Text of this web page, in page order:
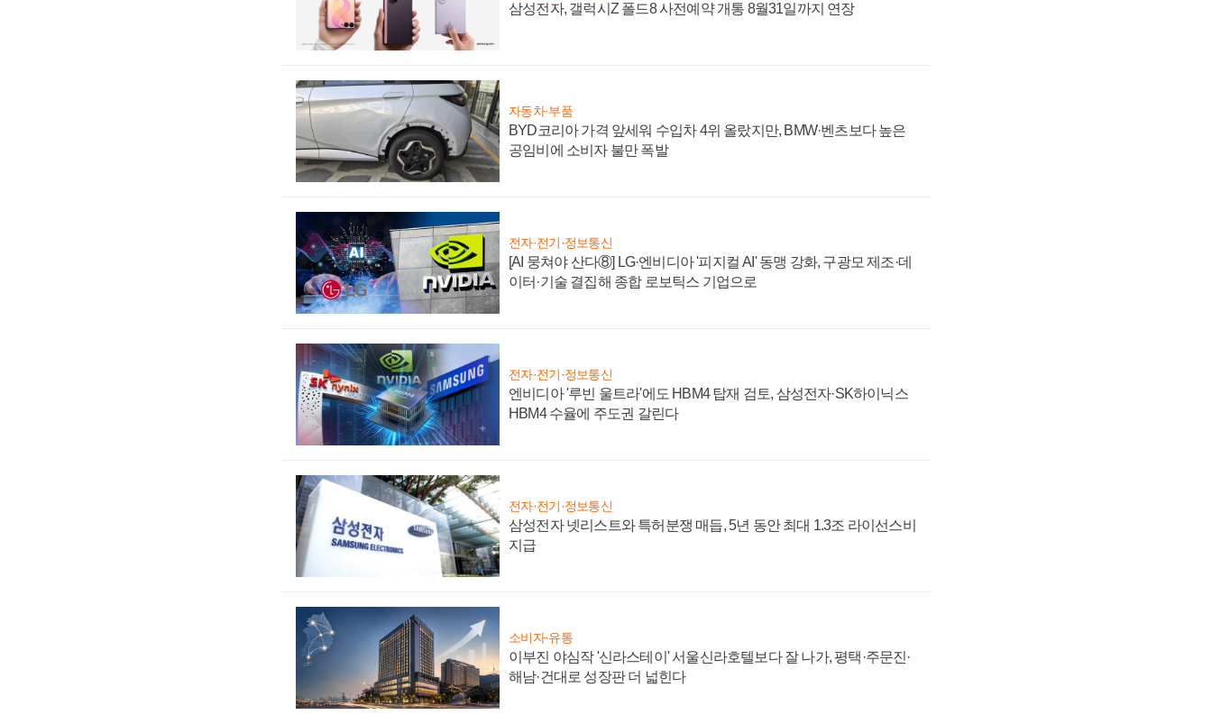
삼성전자, 갤럭시Z 폴드8 사전예약 개통 8월31일까지 연장
자동차·부품
BYD코리아 가격 앞세워 수입차 4위 올랐지만, BMW·벤츠보다 높은
공임비에 소비자 불만 폭발
전자·전기·정보통신
[AI 뭉쳐야 산다⑧] LG·엔비디아 '피지컬 AI' 동맹 강화, 구광모 제조·데
이터·기술 결집해 종합 로보틱스 기업으로
전자·전기·정보통신
엔비디아 '루빈 울트라'에도 HBM4 탑재 검토, 삼성전자·SK하이닉스
HBM4 수율에 주도권 갈린다
전자·전기·정보통신
삼성전자 넷리스트와 특허분쟁 매듭, 5년 동안 최대 1.3조 라이선스비
지급
소비자·유통
이부진 야심작 '신라스테이' 서울신라호텔보다 잘 나가, 평택·주문진·
해남·건대로 성장판 더 넓힌다